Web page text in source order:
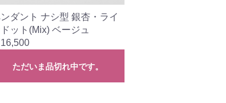
ダント ナシ型 銀杏・ライ
ット(Mix) ベージュ
16,500
ただいま品切れ中です。